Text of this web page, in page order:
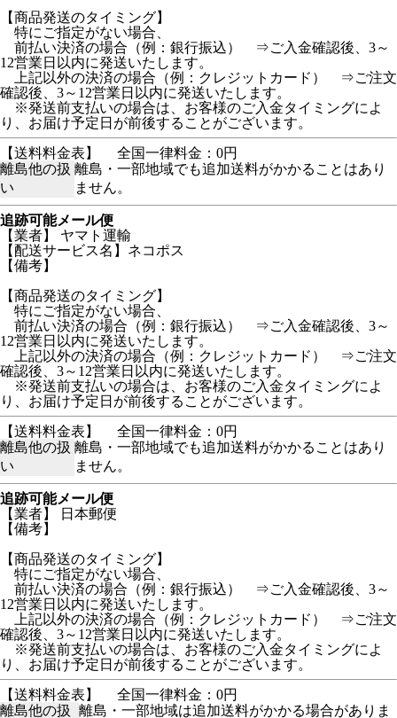
【商品発送のタイミング】
特にご指定がない場合、
前払い決済の場合（例：銀行振込） ⇒ご入金確認後、3～
12営業日以内に発送いたします。
上記以外の決済の場合（例：クレジットカード） ⇒ご注文
確認後、3～12営業日以内に発送いたします。
※発送前支払いの場合は、お客様のご入金タイミングによ
り、お届け予定日が前後することがございます。
【送料料金表】
全国一律料金：0円
離島他の扱
い
離島・一部地域でも追加送料がかかることはあり
ません。
追跡可能メール便
【業者】 ヤマト運輸
【配送サービス名】ネコポス
【備考】
【商品発送のタイミング】
特にご指定がない場合、
前払い決済の場合（例：銀行振込） ⇒ご入金確認後、3～
12営業日以内に発送いたします。
上記以外の決済の場合（例：クレジットカード） ⇒ご注文
確認後、3～12営業日以内に発送いたします。
※発送前支払いの場合は、お客様のご入金タイミングによ
り、お届け予定日が前後することがございます。
【送料料金表】
全国一律料金：0円
離島他の扱
い
離島・一部地域でも追加送料がかかることはあり
ません。
追跡可能メール便
【業者】 日本郵便
【備考】
【商品発送のタイミング】
特にご指定がない場合、
前払い決済の場合（例：銀行振込） ⇒ご入金確認後、3～
12営業日以内に発送いたします。
上記以外の決済の場合（例：クレジットカード） ⇒ご注文
確認後、3～12営業日以内に発送いたします。
※発送前支払いの場合は、お客様のご入金タイミングによ
り、お届け予定日が前後することがございます。
【送料料金表】
全国一律料金：0円
離島他の扱
離島・一部地域は追加送料がかかる場合がありま